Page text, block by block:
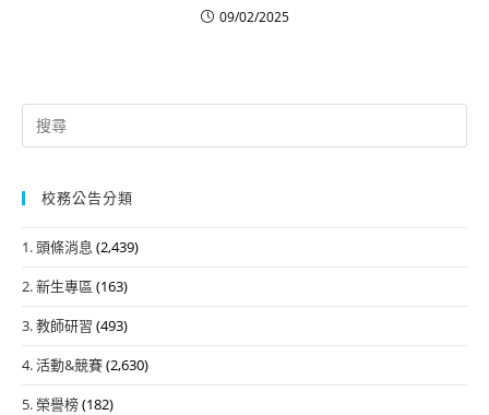
09/02/2025
Search
for:
校務公告分類
1. 頭條消息 (2,439)
2. 新生專區 (163)
3. 教師研習 (493)
4. 活動&競賽(2,630)
5. 榮譽榜(182)